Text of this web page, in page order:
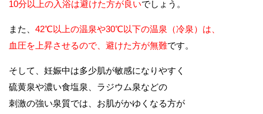
10分以上の入浴は避けた方が良いでしょう。
また、 42℃以上の温泉や30℃以下の温泉（冷泉）は、
血圧を上昇させるので、避けた方が無難です。
そして、妊娠中は多少肌が敏感になりやすく
硫黄泉や濃い食塩泉、ラジウム泉などの
刺激の強い泉質では、お肌がかゆくなる方が